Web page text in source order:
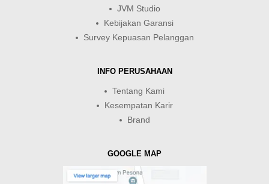
JVM Studio
Kebijakan Garansi
Survey Kepuasan Pelanggan
INFO PERUSAHAAN
Tentang Kami
Kesempatan Karir
Brand
GOOGLE MAP